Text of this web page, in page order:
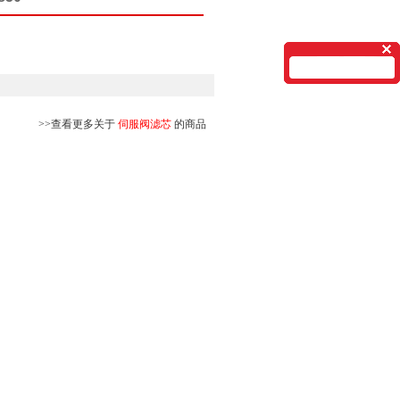
>>查看更多关于 伺服阀滤芯 的商品